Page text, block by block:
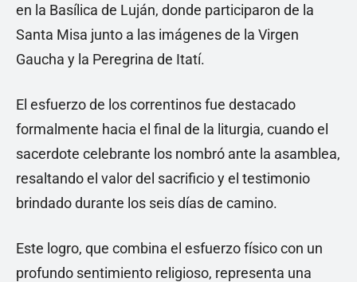
en la Basílica de Luján, donde participaron de la
Santa Misa junto a las imágenes de la Virgen
Gaucha y la Peregrina de Itatí.
El esfuerzo de los correntinos fue destacado
formalmente hacia el final de la liturgia, cuando el
sacerdote celebrante los nombró ante la asamblea,
resaltando el valor del sacrificio y el testimonio
brindado durante los seis días de camino.
Este logro, que combina el esfuerzo físico con un
profundo sentimiento religioso, representa una